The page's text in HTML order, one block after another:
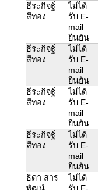
ธีระกิจฐ์
สีทอง
ไม่ได้
รับ E-
mail
ยืนยัน
ธีระกิจฐ์
สีทอง
ไม่ได้
รับ E-
mail
ยืนยัน
ธีระกิจฐ์
สีทอง
ไม่ได้
รับ E-
mail
ยืนยัน
ธีระกิจฐ์
สีทอง
ไม่ได้
รับ E-
mail
ยืนยัน
ธิดา สาร
พัฒน์
ไม่ได้
รับ E-